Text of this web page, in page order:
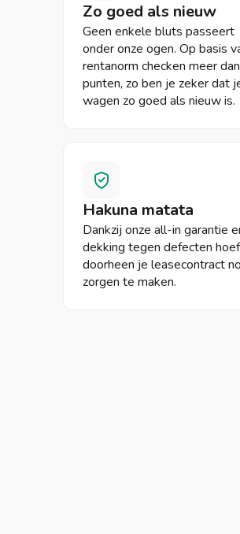
Zo goed als nieuw
Geen enkele bluts passeert
onder onze ogen. Op basis
rentanorm checken meer
punten, zo ben je zeker dat
wagen zo goed als nieuw is.
Hakuna matata
Dankzij onze all-in garantie
dekking tegen defecten
doorheen je leasecontract
zorgen te maken.